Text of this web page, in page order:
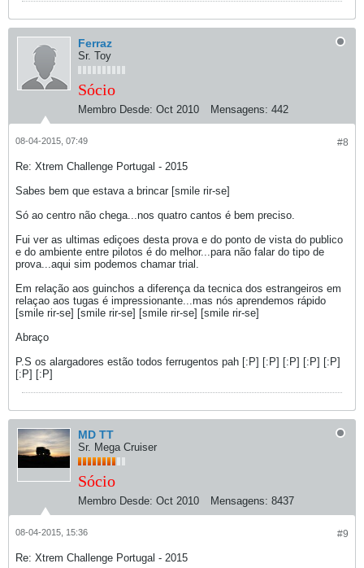
Ferraz
Sr. Toy
Sócio
Membro Desde: Oct 2010 Mensagens: 442
#8
08-04-2015, 07:49
Re: Xtrem Challenge Portugal - 2015
Sabes bem que estava a brincar [smile rir-se]
Só ao centro não chega...nos quatro cantos é bem preciso.
Fui ver as ultimas ediçoes desta prova e do ponto de vista do publico
e do ambiente entre pilotos é do melhor...para não falar do tipo de
prova...aqui sim podemos chamar trial.
Em relação aos guinchos a diferença da tecnica dos estrangeiros em
relaçao aos tugas é impressionante...mas nós aprendemos rápido
[smile rir-se] [smile rir-se] [smile rir-se] [smile rir-se]
Abraço
P.S os alargadores estão todos ferrugentos pah [:P] [:P] [:P] [:P] [:P]
[:P] [:P]
MD TT
Sr. Mega Cruiser
Sócio
Membro Desde: Oct 2010 Mensagens: 8437
#9
08-04-2015, 15:36
Re: Xtrem Challenge Portugal - 2015